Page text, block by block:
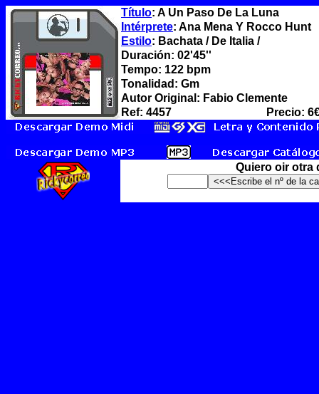
Título: A Un Paso De La Luna
Intérprete: Ana Mena Y Rocco Hunt
Estilo: Bachata / De Italia /
Duración: 02'45''
Tempo: 122 bpm
Tonalidad: Gm
Autor Original: Fabio Clemente
Ref: 4457
Precio:
Quiero oir otra